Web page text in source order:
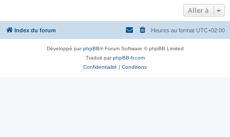
c
e
Aller à
Index du forum Heures au format UTC+02:00
Développé parphpBB® Forum Software © phpBB Limited
Traduit parphpBB-fr.com
Confidentialité | Conditions